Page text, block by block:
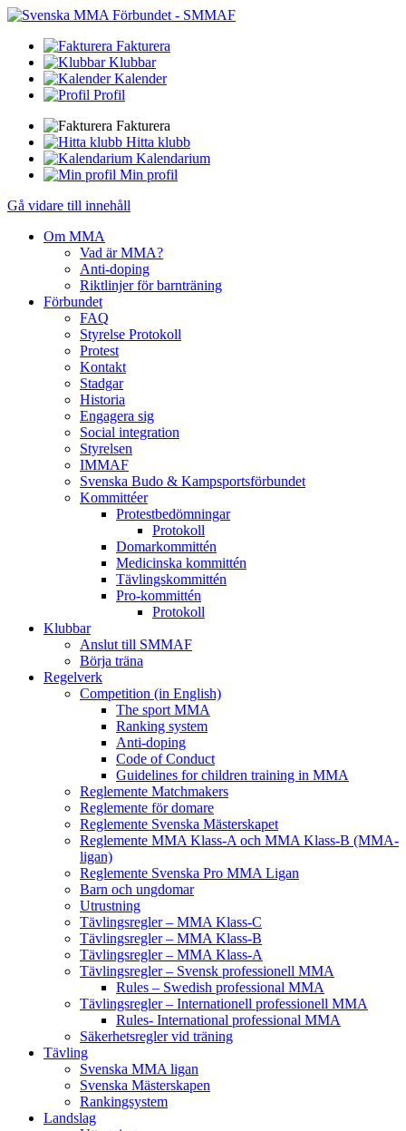
Fakturera
Klubbar
Kalender
Profil
Fakturera
Hitta klubb
Kalendarium
Min profil
Gå vidare till innehåll
Om MMA
Vad är MMA?
Anti-doping
Riktlinjer för barnträning
Förbundet
FAQ
Styrelse Protokoll
Protest
Kontakt
Stadgar
Historia
Engagera sig
Social integration
Styrelsen
IMMAF
Svenska Budo & Kampsportsförbundet
Kommittéer
Protestbedömningar
Protokoll
Domarkommittén
Medicinska kommittén
Tävlingskommittén
Pro-kommittén
Protokoll
Klubbar
Anslut till SMMAF
Börja träna
Regelverk
Competition (in English)
The sport MMA
Ranking system
Anti-doping
Code of Conduct
Guidelines for children training in MMA
Reglemente Matchmakers
Reglemente för domare
Reglemente Svenska Mästerskapet
Reglemente MMA Klass-A och MMA Klass-B (MMA-
ligan)
Reglemente Svenska Pro MMA Ligan
Barn och ungdomar
Utrustning
Tävlingsregler – MMA Klass-C
Tävlingsregler – MMA Klass-B
Tävlingsregler – MMA Klass-A
Tävlingsregler – Svensk professionell MMA
Rules – Swedish professional MMA
Tävlingsregler – Internationell professionell MMA
Rules- International professional MMA
Säkerhetsregler vid träning
Tävling
Svenska MMA ligan
Svenska Mästerskapen
Rankingsystem
Landslag